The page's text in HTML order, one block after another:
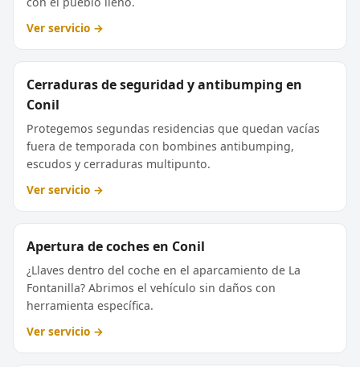
Ver servicio →
Cerraduras de seguridad y antibumping en
Conil
Protegemos segundas residencias que quedan vacías
fuera de temporada con bombines antibumping,
escudos y cerraduras multipunto.
Ver servicio →
Apertura de coches en Conil
¿Llaves dentro del coche en el aparcamiento de La
Fontanilla? Abrimos el vehículo sin daños con
herramienta específica.
Ver servicio →